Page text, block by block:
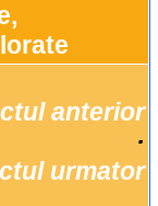
anterior
urmator